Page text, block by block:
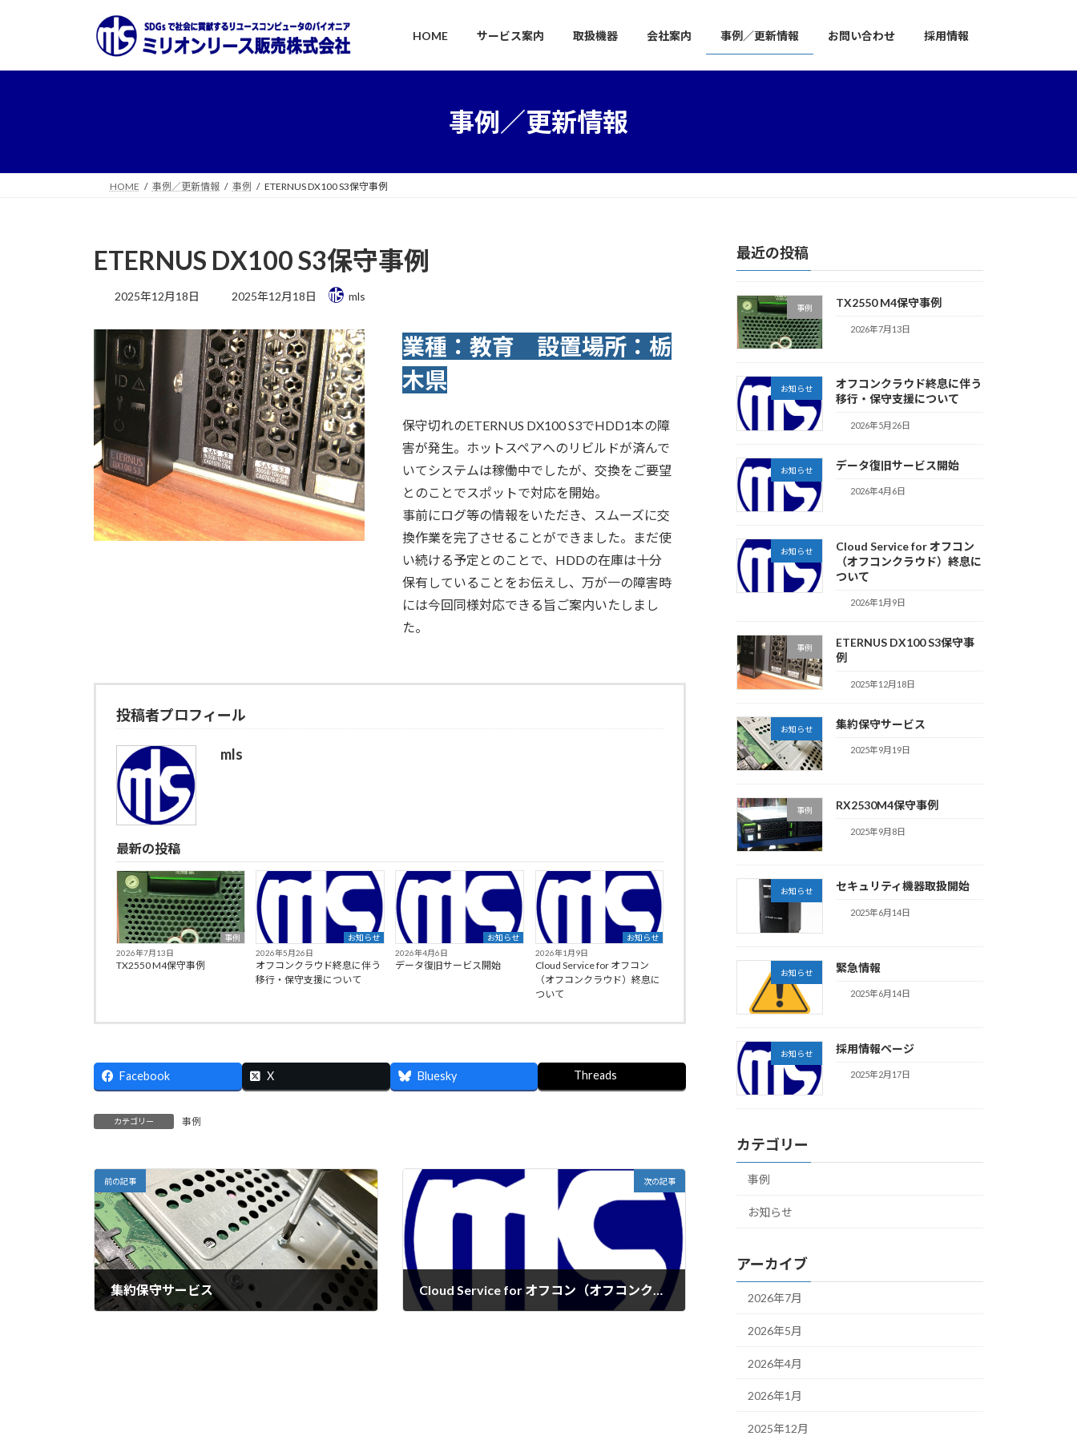
ン
ー
HOME サービス案内 取扱機器 会社案内 事例／更新情報 お問い合わせ 採用情報
事例／更新情報
HOME 事例／更新情報 事例 ETERNUS DX100 S3保守事例
ETERNUS DX100 S3保守事例
2025年12月18日
最
新
日
時
:
2025年12月18日 mls
業種：教育 設置場所：栃
木県
保守切れのETERNUS DX100 S3でHDD1本の障
害が発生。ホットスペアへのリビルドが済んで
いてシステムは稼働中でしたが、交換をご要望
とのことでスポットで対応を開始。
事前にログ等の情報をいただき、スムーズに交
換作業を完了させることができました。まだ使
い続ける予定とのことで、HDDの在庫は十分
保有していることをお伝えし、万が一の障害時
には今回同様対応できる旨ご案内いたしまし
た。
投稿者プロフィール
mls
最新の投稿
事例
2026年7月13日
TX2550 M4保守事例
お知らせ
2026年5月26日
オフコンクラウド終息に伴う
移行・保守支援について
お知らせ
2026年4月6日
データ復旧サービス開始
お知らせ
2026年1月9日
Cloud Service for オフコン
（オフコンクラウド）終息に
ついて
Facebook X Bluesky Threads
カテゴリー 事例
前の記事
集約保守サービス
次の記事
Cloud Service for オフコン（オフコンクラウド）終息について
最近の投稿
事例 TX2550 M4保守事例
2026年7月13日
お知らせ
オフコンクラウド終息に伴う
移行・保守支援について
2026年5月26日
お知らせ データ復旧サービス開始
2026年4月6日
お知らせ
Cloud Service for オフコン
（オフコンクラウド）終息に
ついて
2026年1月9日
事例
ETERNUS DX100 S3保守事
例
2025年12月18日
お知らせ 集約保守サービス
2025年9月19日
事例 RX2530M4保守事例
2025年9月8日
お知らせ セキュリティ機器取扱開始
2025年6月14日
お知らせ 緊急情報
2025年6月14日
お知らせ 採用情報ページ
2025年2月17日
カテゴリー
事例
お知らせ
アーカイブ
2026年7月
2026年5月
2026年4月
2026年1月
2025年12月